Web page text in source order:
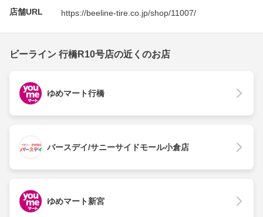
店舗URL https://beeline-tire.co.jp/shop/11007/
ビーライン 行橋R10号店の近くのお店
ゆめマート行橋
バースデイ/サニーサイドモール小倉店
ゆめマート新宮